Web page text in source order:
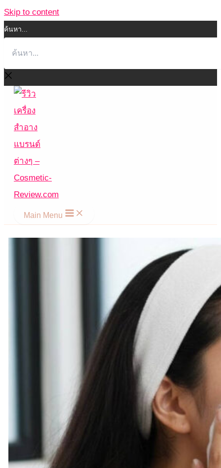
Skip to content
ค้นหา...
Main Menu